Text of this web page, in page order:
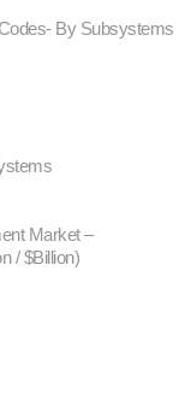
By Subsystems
Market –
/ $Billion)